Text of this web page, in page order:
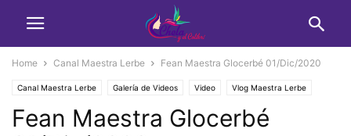
Home Canal Maestra Lerbe Fean Maestra Glocerbé 01/Dic/2020
Canal Maestra Lerbe Galería de Videos Video Vlog Maestra Lerbe
Fean Maestra Glocerbé